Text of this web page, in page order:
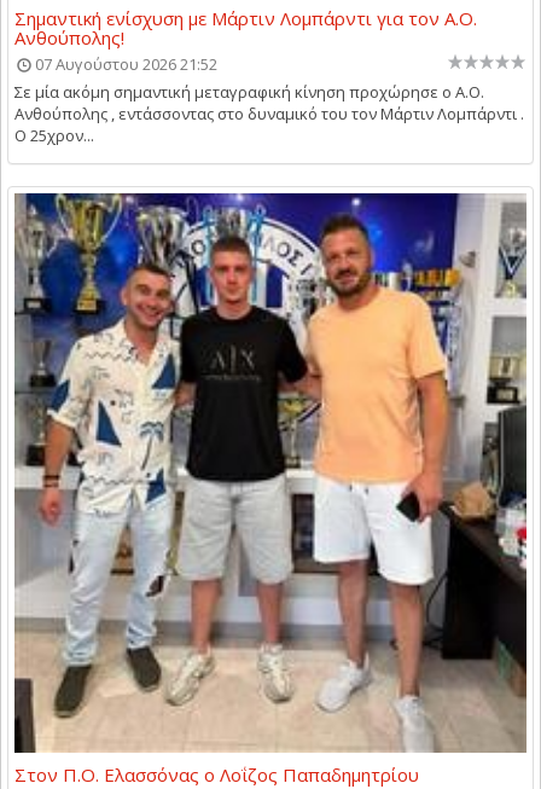
Σημαντική ενίσχυση με Μάρτιν Λομπάρντι για τον Α.Ο.
Ανθούπολης!
07 Αυγούστου 2026 21:52
Σε μία ακόμη σημαντική μεταγραφική κίνηση προχώρησε ο Α.Ο.
Ανθούπολης , εντάσσοντας στο δυναμικό του τον Μάρτιν Λομπάρντι .
Ο 25χρον...
Στον Π.Ο. Ελασσόνας ο Λοΐζος Παπαδημητρίου